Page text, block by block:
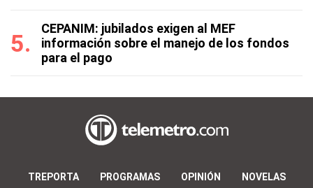
CEPANIM: jubilados exigen al MEF
información sobre el manejo de los fondos
para el pago
TREPORTA PROGRAMAS OPINIÓN NOVELAS